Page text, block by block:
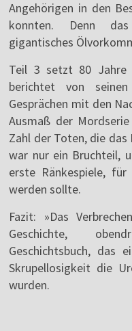
Angehörigen in den
konnten. Denn
gigantisches
Teil 3 setzt 80 Jahre
berichtet von
Gesprächen mit den
Ausmaß der
Zahl der Toten, die
war nur ein Bruchteil,
erste Ränkespiele,
werden sollte.
Fazit: »Das
Geschichte,
Geschichtsbuch, das
Skrupellosigkeit die
wurden.